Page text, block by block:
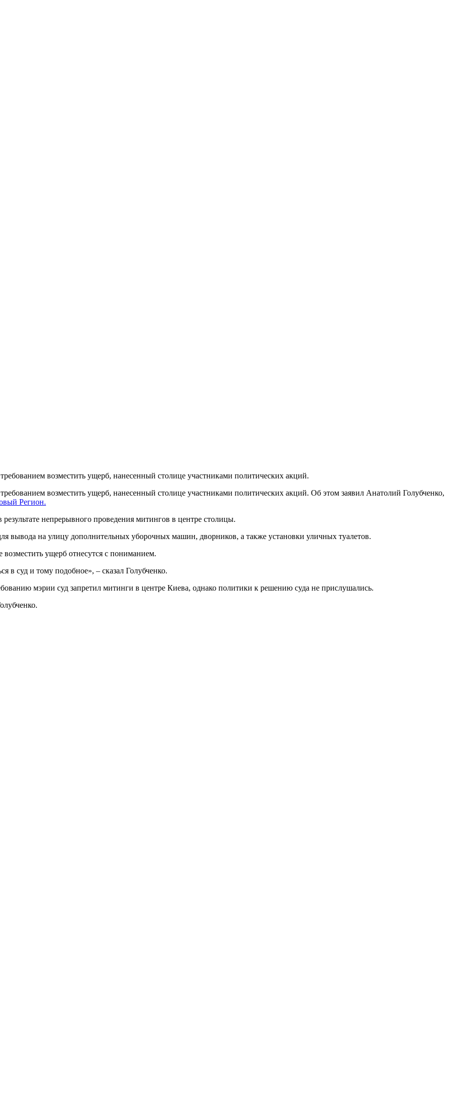
возместить ущерб, нанесенный столице участниками политических акций.
возместить ущерб, нанесенный столице участниками политических акций. Об этом заявил Анатолий Голубченко,
Регион.
непрерывного проведения митингов в центре столицы.
вывода на улицу дополнительных уборочных машин, дворников, а также установки уличных туалетов.
ущерб отнесутся с пониманием.
в суд и тому подобное», – сказал Голубченко.
мэрии суд запретил митинги в центре Киева, однако политики к решению суда не прислушались.